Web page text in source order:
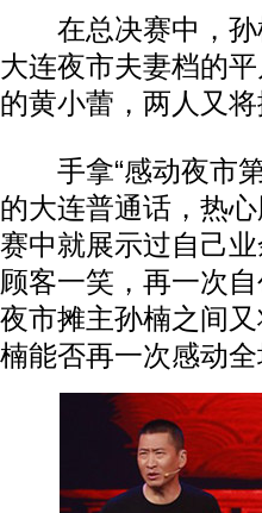
在总决赛中，孙
大连夜市夫妻档的
的黄小蕾，两人又
手拿“感动夜市第
的大连普通话，热
赛中就展示过自己
顾客一笑，再一次
夜市摊主孙楠之间
楠能否再一次感动全